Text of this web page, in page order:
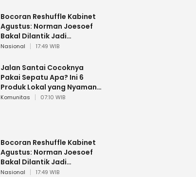
Bocoran Reshuffle Kabinet
Agustus: Norman Joesoef
Bakal Dilantik Jadi
Wamenhan RI
Nasional 17:49 WIB
Jalan Santai Cocoknya
Pakai Sepatu Apa? Ini 6
Produk Lokal yang Nyaman
Buat 17 Agustusan
Komunitas 07:10 WIB
Bocoran Reshuffle Kabinet
Agustus: Norman Joesoef
Bakal Dilantik Jadi
Wamenhan RI
Nasional 17:49 WIB